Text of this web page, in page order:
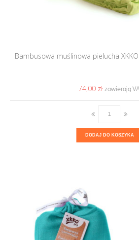
Bambusowa muślinowa pielucha
74,00 ‎zł
DODAJ DO KOSZYKA